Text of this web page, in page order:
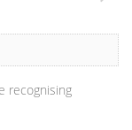
recognising